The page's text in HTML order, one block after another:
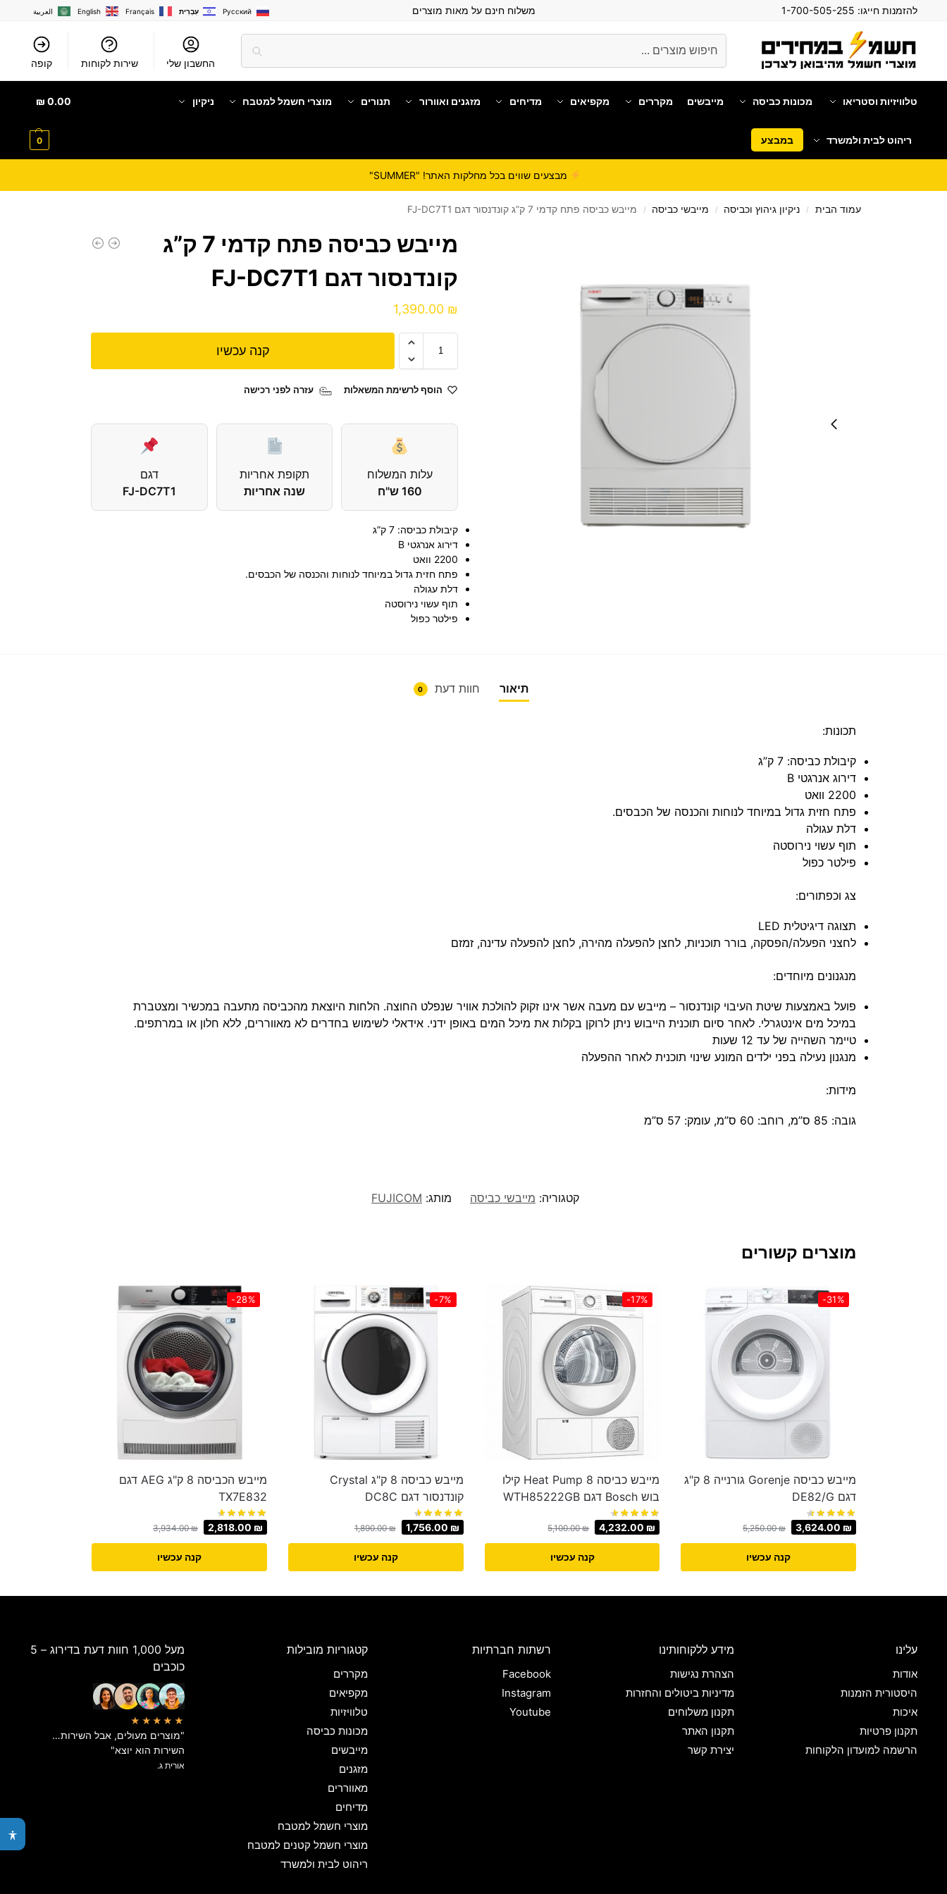
להזמנות חייגו: משלוח חינם על מאות מוצרים العربية English Français עִבְרִית Русский
החשבון שלי שירות לקוחות קופה
טלוויזיות וסטריאו מכונות כביסה מייבשים מקררים מקפיאים מדיחים מזגנים ואוורור תנורים מוצרי חשמל למטבח ניקיון
ריהוט לבית ולמשרד במבצע
0.00
₪
0
מבצעים שווים בכל מחלקות האתר! "SUMMER"
עמוד הבית / ניקיון גיהוץ וכביסה / מייבשי כביסה / מייבש כביסה פתח קדמי 7 ק”ג קונדנסור דגם FJ-DC7T1
מייבש כביסה פתח קדמי 7 ק”ג
קונדנסור דגם FJ-DC7T1
1,390.00 ₪
קנה עכשיו
הוסף לרשימת המשאלות עזרה לפני רכישה
עלות המשלוח
160 ש"ח
תקופת אחריות
שנה אחריות
דגם
FJ-DC7T1
קיבולת כביסה: 7 ק”ג
דירוג אנרגטי B
2200 וואט
פתח חזית גדול במיוחד לנוחות והכנסה של הכבסים.
דלת עגולה
תוף עשוי נירוסטה
פילטר כפול
תיאור חוות דעת 0
תכונות:
קיבולת כביסה: 7 ק”ג
דירוג אנרגטי B
2200 וואט
פתח חזית גדול במיוחד לנוחות והכנסה של הכבסים.
דלת עגולה
תוף עשוי נירוסטה
פילטר כפול
צג וכפתורים:
תצוגה דיגיטלית LED
לחצני הפעלה/הפסקה, בורר תוכניות, לחצן להפעלה מהירה, לחצן להפעלה עדינה, זמזם
מנגנונים מיוחדים:
פועל באמצעות שיטת העיבוי קונדנסור – מייבש עם מעבה אשר אינו זקוק להולכת אוויר שנפלט החוצה. הלחות היוצאת מהכביסה מתעבה במכשיר ומצטברת
במיכל מים אינטגרלי. לאחר סיום תוכנית הייבוש ניתן לרוקן בקלות את מיכל המים באופן ידני. אידאלי לשימוש בחדרים לא מאווררים, ללא חלון או במרתפים.
טיימר השהייה של עד 12 שעות
מנגנון נעילה בפני ילדים המונע שינוי תוכנית לאחר ההפעלה
מידות:
גובה: 85 ס”מ, רוחב: 60 ס”מ, עומק: 57 ס”מ
קטגוריה: מייבשי כביסה מותג: FUJICOM
מוצרים קשורים
-31%
מייבש כביסה Gorenje גורנייה 8 ק"ג
דגם DE82/G
5,250.00₪ 3,624.00 ₪
קנה עכשיו
-17%
מייבש כביסה Heat Pump 8 קילו
בוש Bosch דגם WTH85222GB
5,100.00₪ 4,232.00 ₪
קנה עכשיו
-7%
מייבש כביסה 8 ‏ק"ג Crystal
קונדנסור דגם DC8C
1,890.00₪ 1,756.00 ₪
קנה עכשיו
-28%
מייבש הכביסה 8 ‏ק"ג AEG דגם
TX7E832
3,934.00₪ 2,818.00 ₪
קנה עכשיו
עלינו
אודות
היסטורית הזמנות
איכות
תקנון פרטיות
הרשמה למועדון הלקוחות
מידע ללקוחותינו
הצהרת נגישות
מדיניות ביטולים והחזרות
תקנון משלוחים
תקנון האתר
יצירת קשר
רשתות חברתיות
Facebook
Instagram
Youtube
קטגוריות מובילות
מקררים
מקפיאים
טלוויזיות
מכונות כביסה
מייבשים
מזגנים
מאווררים
מדיחים
מוצרי חשמל למטבח
מוצרי חשמל קטנים למטבח
ריהוט לבית ולמשרד
מעל 1,000 חוות דעת בדירוג – 5
כוכבים
★★★★★
"מוצרים מעולים, אבל השירות…
השירות הוא יוצא"
אורית ג.